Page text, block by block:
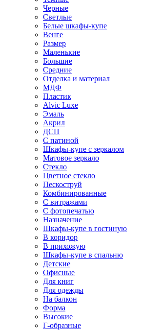
Черные
Светлые
Белые шкафы-купе
Венге
Размер
Маленькие
Большие
Средние
Отделка и материал
МДФ
Пластик
Alvic Luxe
Эмаль
Акрил
ДСП
С патиной
Шкафы-купе с зеркалом
Матовое зеркало
Стекло
Цветное стекло
Пескоструй
Комбинированные
С витражами
С фотопечатью
Назначение
Шкафы-купе в гостиную
В коридор
В прихожую
Шкафы-купе в спальню
Детские
Офисные
Для книг
Для одежды
На балкон
Форма
Высокие
Г-образные